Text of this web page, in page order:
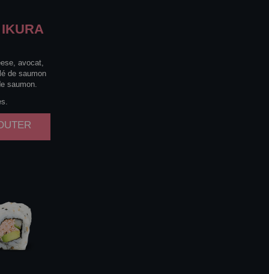
IKURA
avocat,
de saumon
saumon.